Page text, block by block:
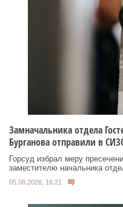
Замначальника отдела
Бурганова отправили в
Горсуд избрал меру
заместителю начальника
05.08.2026, 16:21